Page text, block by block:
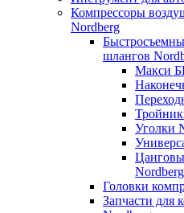
Компрессоры
Nordberg
шлангов
Макси
Уголки
Nordberg
Головки
Запчасти для